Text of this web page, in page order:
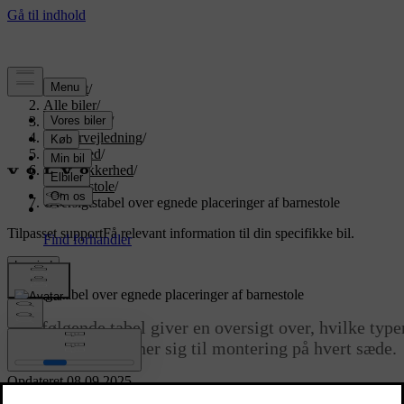
Support/
Alle biler/
EX90 2026 /
Brugervejledning/
Sikkerhed/
Børnesikkerhed/
Barnestole/
Oversigtstabel over egnede placeringer af barnestole
Tilpasset supportFå relevant information til din specifikke bil.
Log ind
Opdateret 08.09.2025
Oversigtstabel over egnede placeringer af barnestole
Den følgende tabel giver en oversigt over, hvilke
barnestole, der egner sig til montering på hvert sæde.